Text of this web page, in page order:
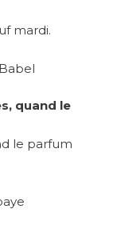
mardi.
quand le
le parfum